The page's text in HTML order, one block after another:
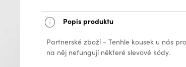
Popis produktu
Partnerské zboží - Tenhle kousek u nás
na něj nefungují některé slevové kódy.